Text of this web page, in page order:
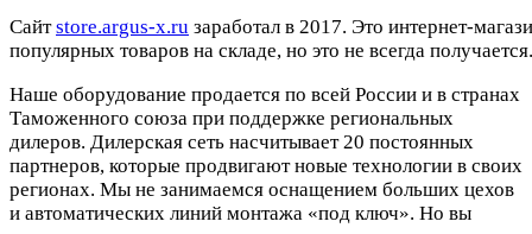
Cайтstore.argus-x.ru заработал в 2017. Это интернет-
популярных товаров на складе, но это не всегда
Наше оборудование продается по всей России и в странах
Таможенного союза при поддержке региональных
дилеров. Дилерская сеть насчитывает 20 постоянных
партнеров, которые продвигают новые технологии в своих
регионах. Мы не занимаемся оснащением больших цехов
и автоматических линий монтажа «под ключ». Но вы